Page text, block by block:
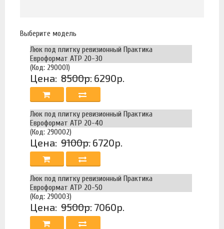
Выберите модель
Люк под плитку ревизионный Практика
Евроформат АТР 20-30
(Код: 290001)
Цена: 8500р. 6290р.
Люк под плитку ревизионный Практика
Евроформат АТР 20-40
(Код: 290002)
Цена: 9100р. 6720р.
Люк под плитку ревизионный Практика
Евроформат АТР 20-50
(Код: 290003)
Цена: 9500р. 7060р.